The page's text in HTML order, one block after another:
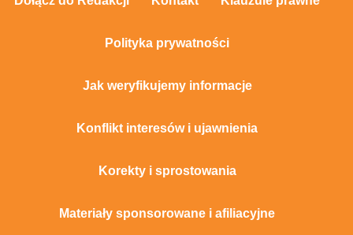
Polityka prywatności
Jak weryfikujemy informacje
Konflikt interesów i ujawnienia
Korekty i sprostowania
Materiały sponsorowane i afiliacyjne